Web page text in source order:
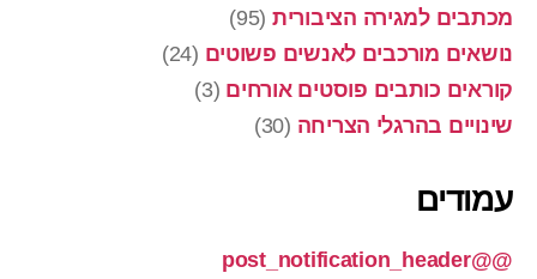
מכתבים למגירה הציבורית (95)
נושאים מורכבים לאנשים פשוטים (24)
קוראים כותבים פוסטים אורחים (3)
שינויים בהרגלי הצריחה (30)
עמודים
@@post_notification_header